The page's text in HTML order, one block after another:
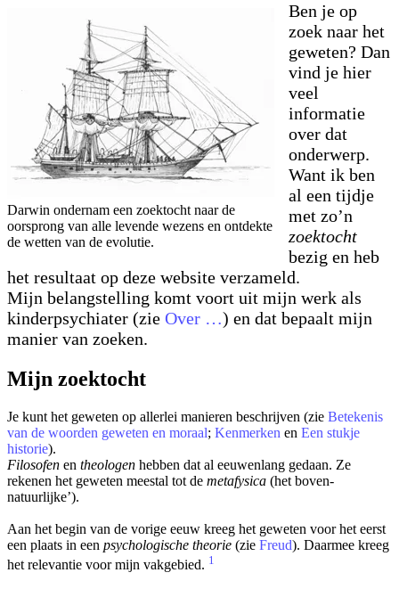
Darwin ondernam een zoektocht naar de
oorsprong van alle levende wezens en ontdekte
de wetten van de evolutie.
Ben je op
zoek naar het
geweten? Dan
vind je hier
veel
informatie
over dat
onderwerp.
Want ik ben
al een tijdje
met zo’n
zoektocht
bezig en heb
het resultaat op deze website verzameld.
Mijn belangstelling komt voort uit mijn werk als
kinderpsychiater (zie Over …) en dat bepaalt mijn
manier van zoeken.
Mijn zoektocht
Je kunt het geweten op allerlei manieren beschrijven (zie Betekenis
van de woorden geweten en moraal; Kenmerken en Een stukje
historie).
Filosofen en theologen hebben dat al eeuwenlang gedaan. Ze
rekenen het geweten meestal tot de metafysica (het boven-
natuurlijke’).
Aan het begin van de vorige eeuw kreeg het geweten voor het eerst
een plaats in een psychologische theorie (zie Freud). Daarmee kreeg
het relevantie voor mijn vakgebied. 1